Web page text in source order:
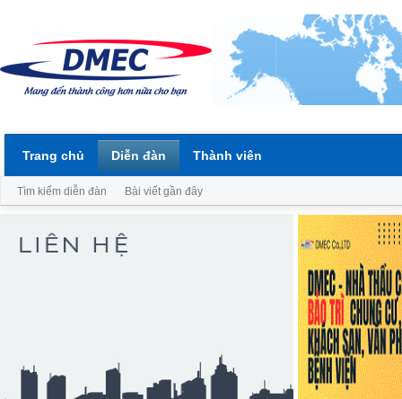
Trang chủ Diễn đàn
Tìm kiếm diễn đàn Bài viết gần đây
Thành viên